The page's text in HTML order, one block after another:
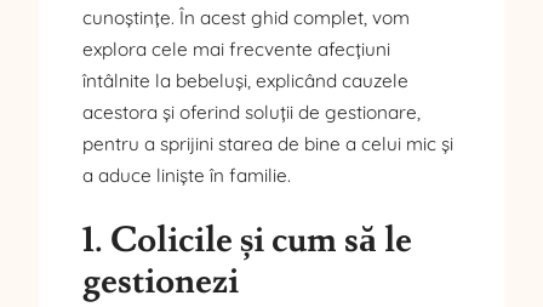
cunoștințe. În acest ghid complet, vom
explora cele mai frecvente afecțiuni
întâlnite la bebeluși, explicând cauzele
acestora și oferind soluții de gestionare,
pentru a sprijini starea de bine a celui mic și
a aduce liniște în familie.
1. Colicile și cum să le
gestionezi